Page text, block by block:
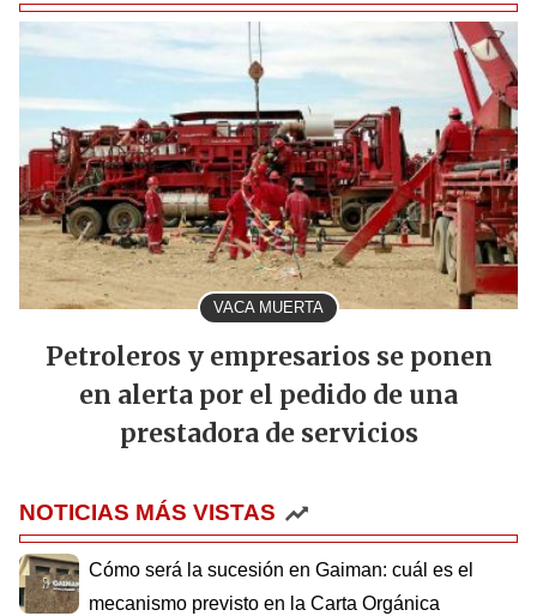
VACA MUERTA
Petroleros y empresarios se ponen
en alerta por el pedido de una
prestadora de servicios
NOTICIAS MÁS VISTAS
Cómo será la sucesión en Gaiman: cuál es el
mecanismo previsto en la Carta Orgánica